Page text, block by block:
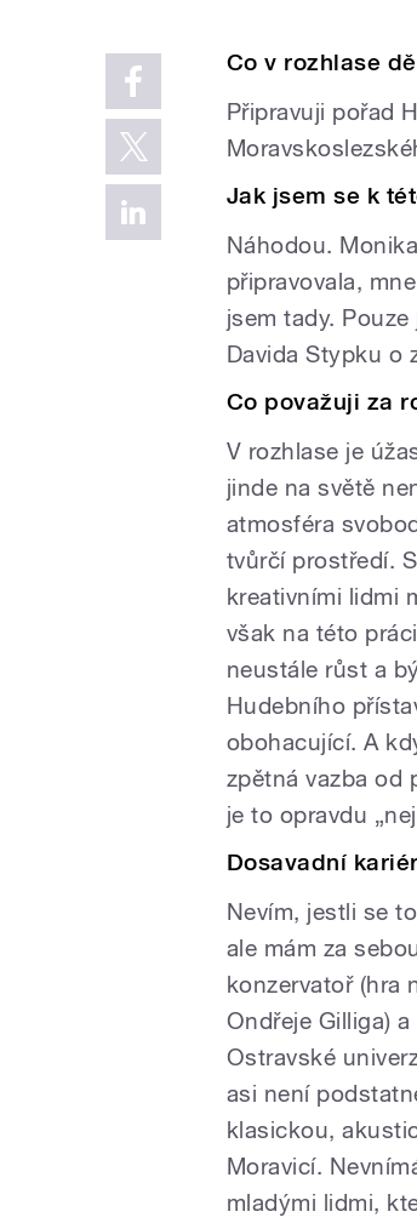
Co v rozhlase
Připravuji pořad
Jak jsem se k
Náhodou.
připravovala,
jsem tady.
Davida Stypku o
Co považuji za
V rozhlase je
jinde na světě
atmosféra
tvůrčí prostředí.
kreativními lidmi
však na této
neustále růst a
Hudebního
obohacující. A
zpětná vazba od
je to opravdu
Dosavadní
Nevím, jestli se
ale mám za
konzervatoř (hra
Ondřeje Gilliga)
Ostravské
asi není
klasickou,
Moravicí.
mladými lidmi,